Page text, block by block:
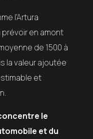
l'Artura
en amont
de 1500 à
la valeur ajoutée
et
le
et du